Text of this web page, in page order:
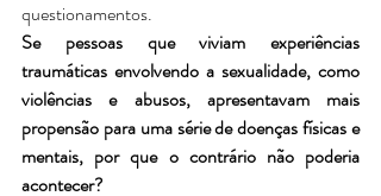
questionamentos.
Se pessoas que viviam experiências
traumáticas envolvendo a sexualidade, como
violências e abusos, apresentavam mais
propensão para uma série de doenças físicas e
mentais, por que o contrário não poderia
acontecer?